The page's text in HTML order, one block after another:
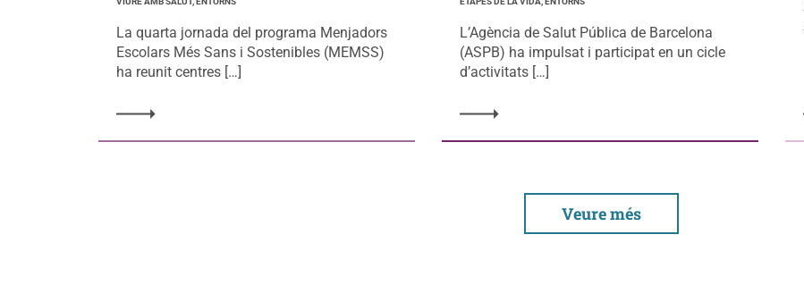
La quarta jornada del programa Menjadors
Escolars Més Sans i Sostenibles (MEMSS)
ha reunit centres […]
L’Agència de Salut Pública de Barcelona
(ASPB) ha impulsat i participat en un cicle
d’activitats […]
Veure més